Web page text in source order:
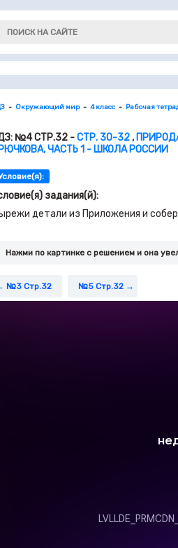
Окружающий мир 4 класс Рабочая
№4 СТР.32 -СТР. 30-32,
ЧАСТЬ 1 - ШКОЛА РОССИИ
задания(й):
детали из Приложения и
Нажми по картинке c решением и она
№3 Стр.32 №5 Стр.32